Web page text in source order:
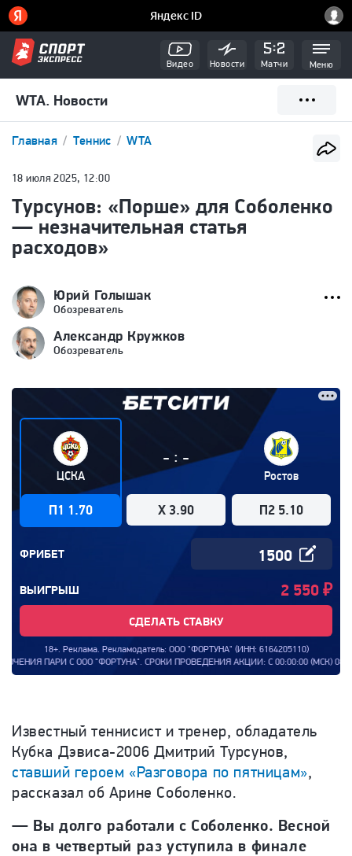
Видео Новости Матчи Меню
WTA. Новости
Главная Теннис WTA
18 июля 2025, 12:00
Турсунов: «Порше» для Соболенко
— незначительная статья
расходов»
Юрий Голышак
Обозреватель
Александр Кружков
Обозреватель
ЦСКА
П1 1.70
- : -
X 3.90
Ростов
П2 5.10
ФРИБЕТ
ВЫИГРЫШ 2 550 ₽
СДЕЛАТЬ СТАВКУ
18+. Реклама. Рекламодатель: ООО "ФОРТУНА" (ИНН: 6164205110)
С ООО "ФОРТУНА". СРОКИ ПРОВЕДЕНИЯ АКЦИИ: С 00:00:00 (МСК)
Известный теннисист и тренер, обладатель
Кубка Дэвиса-2006 Дмитрий Турсунов,
ставший героем «Разговора по пятницам»,
рассказал об Арине Соболенко.
— Вы долго работали с Соболенко. Весной
она в четвертый раз уступила в финале